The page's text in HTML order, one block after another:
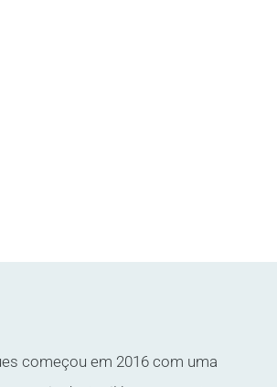
começou em 2016 com uma